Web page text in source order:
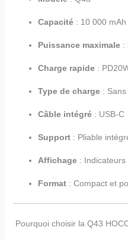
Capacité: 10 000 mAh
Puissance maximale:
Charge rapide:
Type de charge: Sans
Câble intégré: USB-C
Support: Pliable
Affichage: Indicateurs
Format: Compact et
Pourquoi choisir la Q43